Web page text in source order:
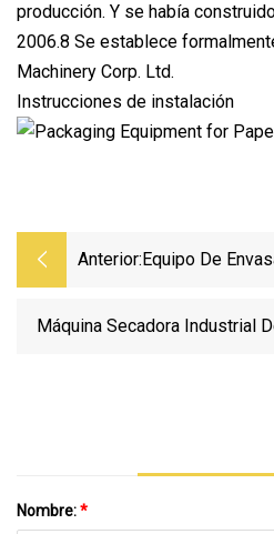
producción. Y se había
2006.8 Se establece
Machinery Corp. Ltd.
Instrucciones de instalación
Anterior: Equipo De
Pasta Líquida
Máquina Secadora Industrial
Nombre:*